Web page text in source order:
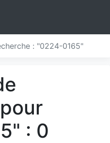
: "0224-0165"
: 0